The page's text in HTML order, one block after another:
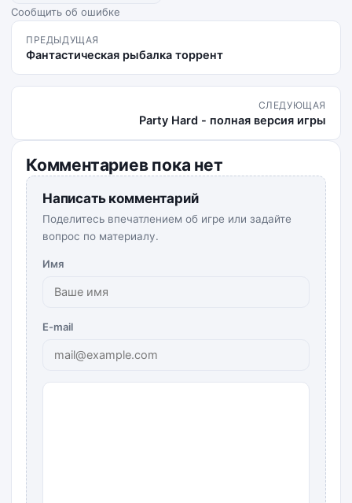
Сообщить об ошибке
ПРЕДЫДУЩАЯ
Фантастическая рыбалка торрент
СЛЕДУЮЩАЯ
Party Hard - полная версия игры
Комментариев пока нет
Написать комментарий
Поделитесь впечатлением об игре или задайте
вопрос по материалу.
Имя
E-mail